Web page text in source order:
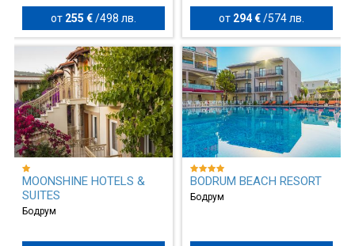
от 255 € /498 лв. от 294 €/ 574 лв.
MOONSHINE HOTELS &
SUITES
Бодрум
BODRUM BEACH RESORT
Бодрум